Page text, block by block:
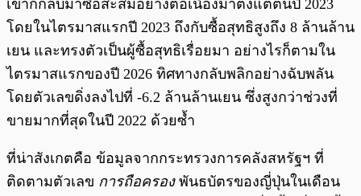
เขาก็กลับมาซื้อสะสมอย่างต่อเนื่องมาตั้งแต่ต้นปี 2023
โดยในไตรมาสแรกปี 2023 ถึงกับซื้อสุทธิสูงถึง 8 ล้านล้าน
เยน และทรงตัวเป็นผู้ซื้อสุทธิเรื่อยมา อย่างไรก็ตามใน
ไตรมาสแรกของปี 2026 ทิศทางกลับพลิกอย่างฉับพลัน
โดยตัวเลขดิ่งลงไปที่ -6.2 ล้านล้านเยน ซึ่งสูงกว่าช่วงที่
ขายมากที่สุดในปี 2022 ด้วยซ้ำ
ที่น่าสังเกตคือ ข้อมูลจากกระทรวงการคลังสหรัฐฯ ที่
ติดตามตัวเลข การถือครองพันธบัตรของญี่ปุ่นในเดือน